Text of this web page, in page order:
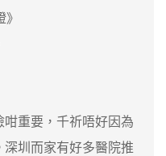
重要，千祈唔好因為
圳而家有好多醫院推